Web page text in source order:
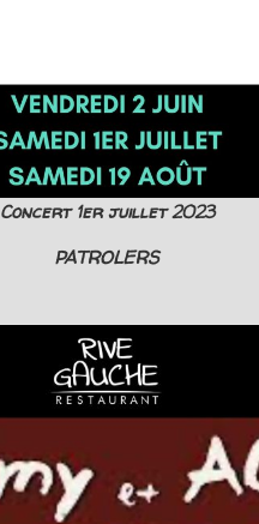
Concert 1er juillet 2023
PATROLERS